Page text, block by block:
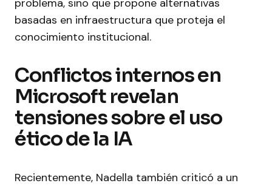
problema, sino que propone alternativas
basadas en infraestructura que proteja el
conocimiento institucional.
Conflictos internos en
Microsoft revelan
tensiones sobre el uso
ético de la IA
Recientemente, Nadella también criticó a un